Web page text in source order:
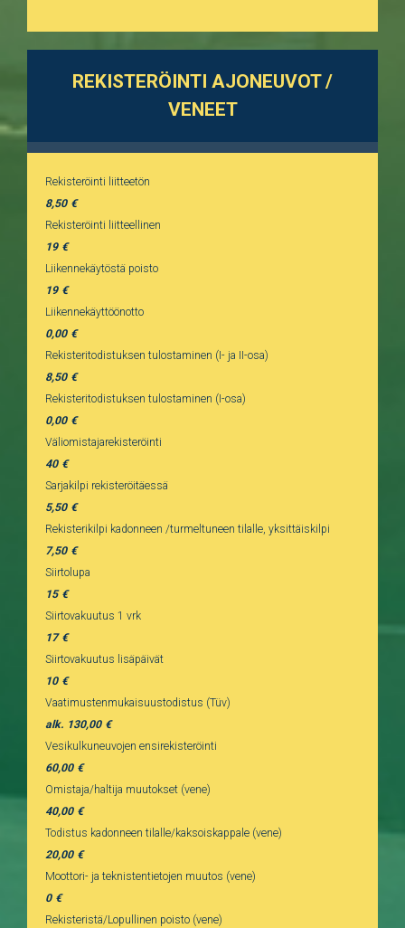
REKISTERÖINTI AJONEUVOT /
VENEET
Rekisteröinti liitteetön
8,50
Rekisteröinti liitteellinen
19
Liikennekäytöstä poisto
19
Liikennekäyttöönotto
0,00
Rekisteritodistuksen tulostaminen (I- ja II-osa)
8,50
Rekisteritodistuksen tulostaminen (I-osa)
0,00
Väliomistajarekisteröinti
40
Sarjakilpi rekisteröitäessä
5,50
Rekisterikilpi kadonneen /turmeltuneen tilalle, yksittäiskilpi
7,50
Siirtolupa
15
Siirtovakuutus 1 vrk
17
Siirtovakuutus lisäpäivät
10
Vaatimustenmukaisuustodistus (Tüv)
alk. 130,00
Vesikulkuneuvojen ensirekisteröinti
60,00
Omistaja/haltija muutokset (vene)
40,00
Todistus kadonneen tilalle/kaksoiskappale (vene)
20,00
Moottori- ja teknistentietojen muutos (vene)
0
Rekisteristä/Lopullinen poisto (vene)